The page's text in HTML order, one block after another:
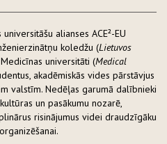
alianses ACE²-EU
koledžu (Lietuvos
universitāti (Medical
akadēmiskās vides pārstāvjus
valstīm. Nedēļas garumā dalībnieki
un pasākumu nozarē,
risinājumus videi draudzīgāku